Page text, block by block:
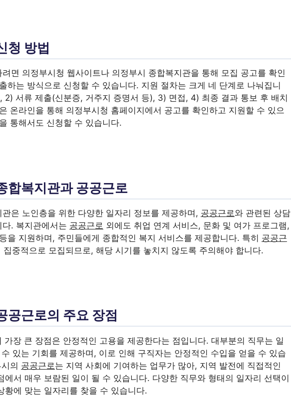
청 방법
면 의정부시청 웹사이트나 의정부시 종합복지관을 통해 모집 공고를 확인
하는 방식으로 신청할 수 있습니다. 지원 절차는 크게 네 단계로 나눠집니
2) 서류 제출(신분증, 거주지 증명서 등), 3) 면접, 4) 최종 결과 통보 후 배치
온라인을 통해 의정부시청 홈페이지에서 공고를 확인하고 지원할 수 있으
통해서도 신청할 수 있습니다.
합복지관과 공공근로
은 노인층을 위한 다양한 일자리 정보를 제공하며, 공공근로와 관련된 상담
. 복지관에서는 공공근로 외에도 취업 연계 서비스, 문화 및 여가 프로그램,
을 지원하며, 주민들에게 종합적인 복지 서비스를 제공합니다. 특히 공공근
집중적으로 모집되므로, 해당 시기를 놓치지 않도록 주의해야 합니다.
공근로의 주요 장점
가장 큰 장점은 안정적인 고용을 제공한다는 점입니다. 대부분의 직무는 일
있는 기회를 제공하며, 이로 인해 구직자는 안정적인 수입을 얻을 수 있습
의 공공근로는 지역 사회에 기여하는 업무가 많아, 지역 발전에 직접적인
에서 매우 보람된 일이 될 수 있습니다. 다양한 직무와 형태의 일자리 선택이
황에 맞는 일자리를 찾을 수 있습니다.